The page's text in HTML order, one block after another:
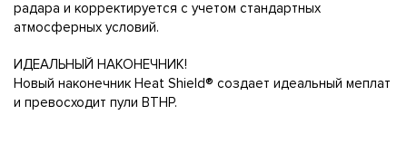
радара и корректируется с учетом стандартных
атмосферных условий.
ИДЕАЛЬНЫЙ НАКОНЕЧНИК!
Новый наконечник Heat Shield® создает идеальный меплат
и превосходит пули BTHP.